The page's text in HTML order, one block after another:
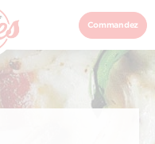
Commandez